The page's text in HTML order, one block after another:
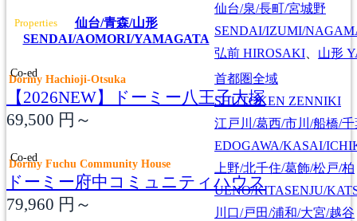
仙台/青森/山形
SENDAI/AOMORI/YAMAGATA
仙台/泉/長町/宮城野
SENDAI/IZUMI/
弘前 HIROSAKI 山形
首都圏全域
SHUTOKEN ZENNIKI
江戸川/葛西/市川/船橋/千
EDOGAWA/KASAI/
上野/北千住/葛飾/松戸/柏
UENO/KITASENJU/
川口/戸田/浦和/大宮/越谷
Properties
Co-ed
Dormy Hachioji-Otsuka
【2026NEW】ドーミー八王子大塚
69,500 円～
Co-ed
Dormy Fuchu Community House
ドーミー府中コミュニティハウス
79,960 円～